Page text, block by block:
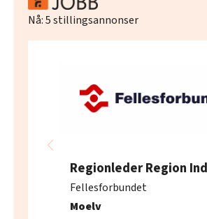
Nå:5stillingsannonser
Regionleder Region
Fellesforbundet
Moelv